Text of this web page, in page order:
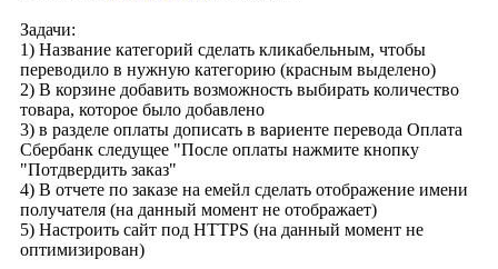
Задачи:
1) Название категорий сделать кликабельным, чтобы
переводило в нужную категорию (красным выделено)
2) В корзине добавить возможность выбирать количество
товара, которое было добавлено
3) в разделе оплаты дописать в вариенте перевода Оплата
Сбербанк следущее "После оплаты нажмите кнопку
"Потдвердить заказ"
4) В отчете по заказе на емейл сделать отображение имени
получателя (на данный момент не отображает)
5) Настроить сайт под HTTPS (на данный момент не
оптимизирован)